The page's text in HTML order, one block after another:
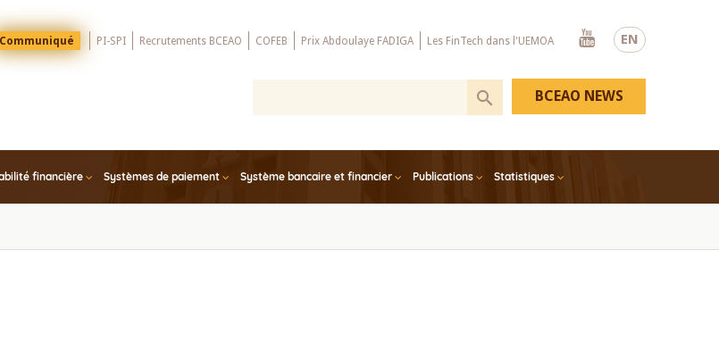
EN
Menu
Communiqué PI-SPI Recrutements BCEAO COFEB Prix Abdoulaye FADIGA Les FinTech dans l'UEMOA
Youtube
financière Systèmes de paiement Système bancaire et financier Publications Statistiques
BCEAO NEWS